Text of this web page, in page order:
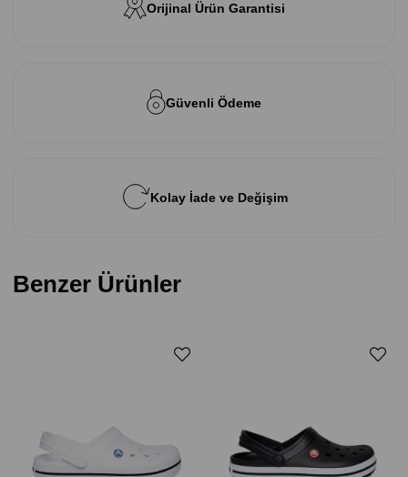
Orijinal Ürün Garantisi
Güvenli Ödeme
Kolay İade ve Değişim
Benzer Ürünler